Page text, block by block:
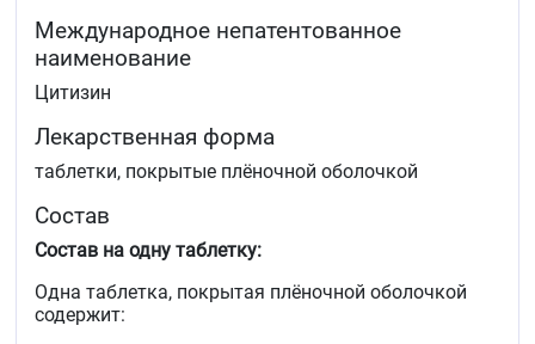
Международное непатентованное
наименование
Цитизин
Лекарственная форма
таблетки, покрытые плёночной оболочкой
Состав
Состав на одну таблетку:
Одна таблетка, покрытая плёночной оболочкой
содержит: